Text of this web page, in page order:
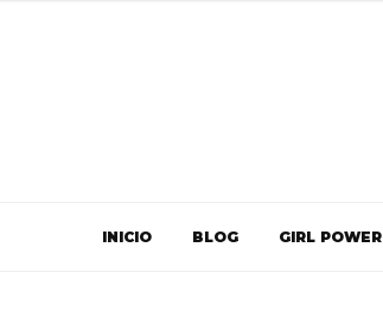
INICIO BLOG GIRL POWER